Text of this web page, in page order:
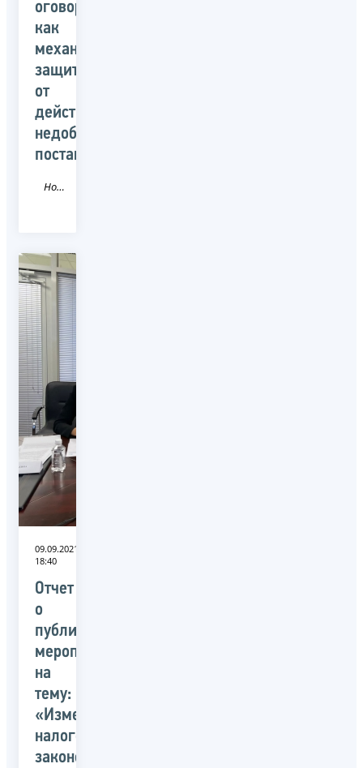
оговорка
как
механизм
защиты
от
действий
недобросовестных
поставщиков»
Новость
09.09.2021
18:40
Отчет
о
публичном
мероприятии
на
тему:
«Изменения
налогового
законодательства,